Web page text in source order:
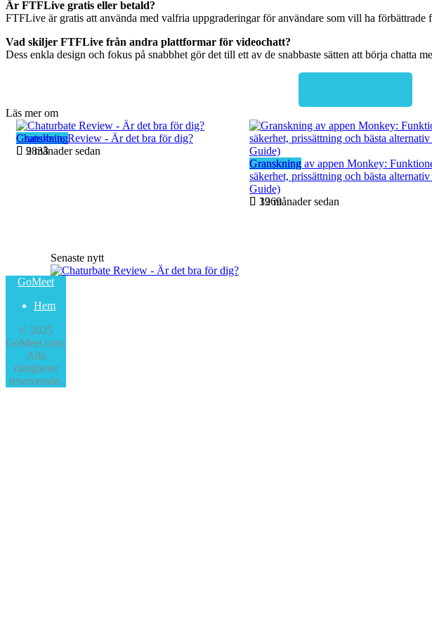
Är FTFLive gratis eller betald?
FTFLive är gratis att använda med valfria uppgraderingar för användare som vill ha förbättrade
Vad skiljer FTFLive från andra plattformar för videochatt?
Dess enkla design och fokus på snabbhet gör det till ett av de snabbaste sätten att börja chatta
Läs mer om
Granskning
Chaturbate Review - Är det bra för dig?
9 månader sedan
2833
Granskning
Granskning av appen Monkey:
säkerhet, prissättning och bästa
Guide)
12 månader sedan
3969
Senaste nytt
GoMeet
Hem
© 2025
GoMeet.cam.
Alla
rättigheter
reserverade.